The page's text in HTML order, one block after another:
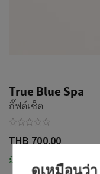
True Blue Spa
กิ๊ฟต์เซ็ต
THB 700.00
มีในสต็อก